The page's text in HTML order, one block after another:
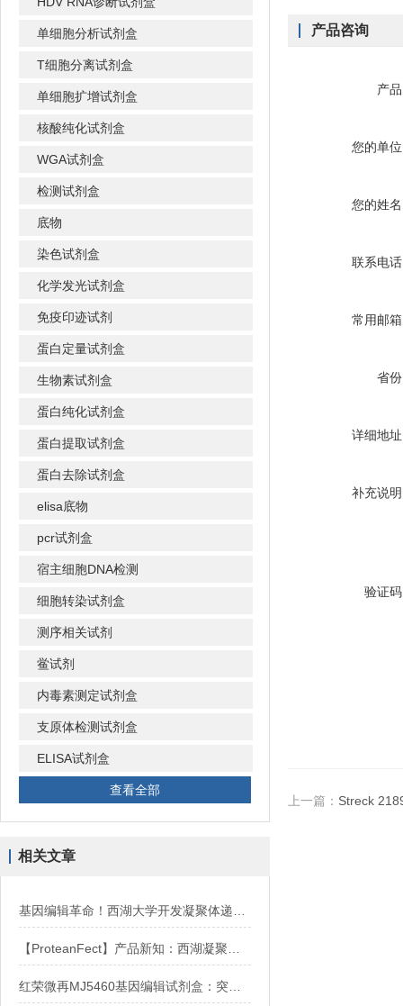
单细胞分析试剂盒
T细胞分离试剂盒
单细胞扩增试剂盒
核酸纯化试剂盒
WGA试剂盒
检测试剂盒
底物
染色试剂盒
化学发光试剂盒
免疫印迹试剂
蛋白定量试剂盒
生物素试剂盒
蛋白纯化试剂盒
蛋白提取试剂盒
蛋白去除试剂盒
elisa底物
pcr试剂盒
宿主细胞DNA检测
细胞转染试剂盒
测序相关试剂
鲎试剂
内毒素测定试剂盒
支原体检测试剂盒
ELISA试剂盒
查看全部
相关文章
产品咨询
产
您的单
您的姓
联系电
常用邮
省
详细地
补充说
验证
上一篇： Streck